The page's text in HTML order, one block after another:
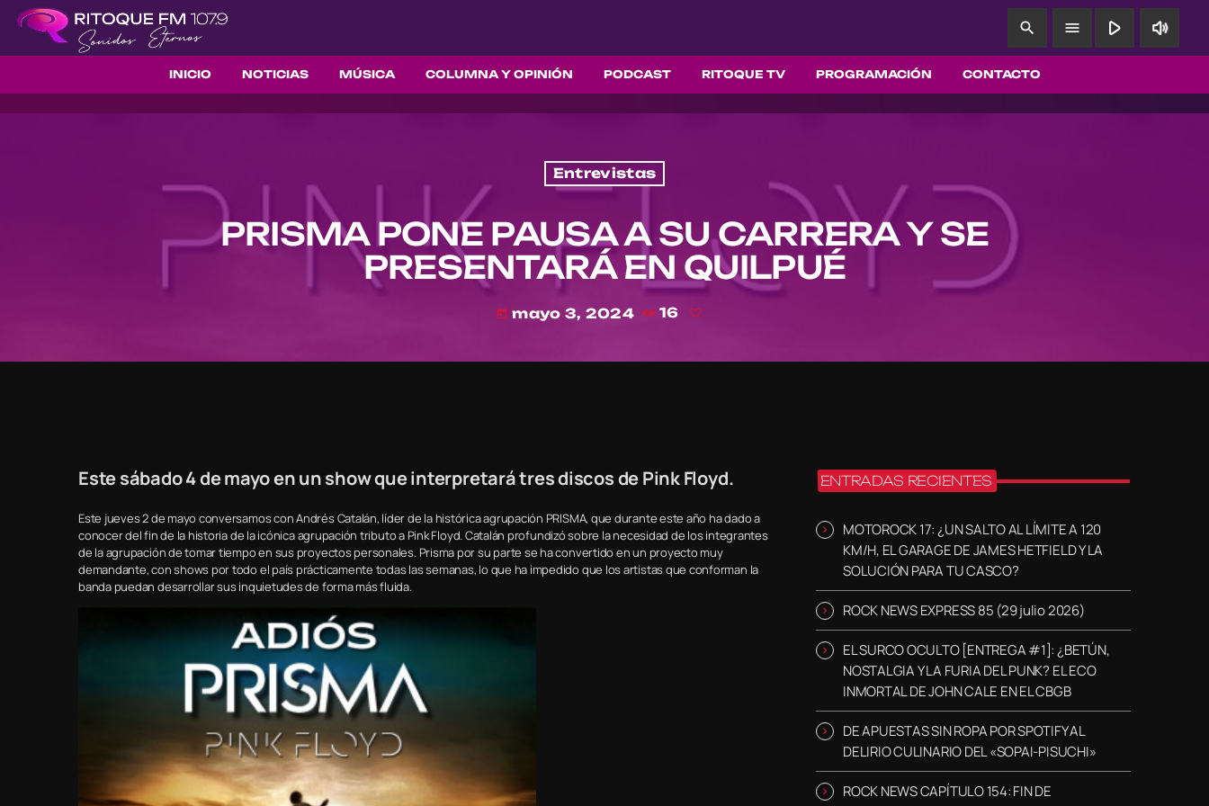
INICIO NOTICIAS MÚSICA COLUMNA Y OPINIÓN PODCAST RITOQUE TV PROGRAMACIÓN CONTACTO
search menu play_arrow volume_up
Entrevistas
PRISMA PONE PAUSA A SU CARRERA Y SE
PRESENTARÁ EN QUILPUÉ
today mayo 3, 2024 16
Este sábado 4 de mayo en un show que interpretará tres discos de Pink Floyd.
Este jueves 2 de mayo conversamos con Andrés Catalán, líder de la histórica agrupación PRISMA, que durante este año ha dado a
conocer del fin de la historia de la icónica agrupación tributo a Pink Floyd. Catalán profundizó sobre la necesidad de los integrantes
de la agrupación de tomar tiempo en sus proyectos personales. Prisma por su parte se ha convertido en un proyecto muy
demandante, con shows por todo el país prácticamente todas las semanas, lo que ha impedido que los artistas que conforman la
banda puedan desarrollar sus inquietudes de forma más fluida.
ENTRADAS RECIENTES
MOTOROCK 17: ¿UN SALTO AL LÍMITE A 120
KM/H, EL GARAGE DE JAMES HETFIELD Y LA
SOLUCIÓN PARA TU CASCO?
ROCK NEWS EXPRESS 85 (29 julio 2026)
EL SURCO OCULTO [ENTREGA #1]: ¿BETÚN,
NOSTALGIA Y LA FURIA DEL PUNK? EL ECO
INMORTAL DE JOHN CALE EN EL CBGB
DE APUESTAS SIN ROPA POR SPOTIFY AL
DELIRIO CULINARIO DEL «SOPAI-PISUCHI»
ROCK NEWS CAPÍTULO 154: FIN DE